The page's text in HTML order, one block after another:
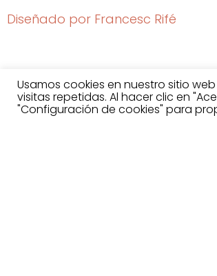
Diseñado por Francesc Rifé
Acabados
Usamos cookies en nuestro sitio
visitas repetidas. Al hacer clic en
"Configuración de cookies" para